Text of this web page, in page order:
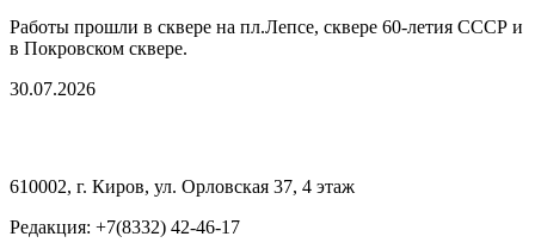
Работы прошли в сквере на пл.Лепсе, сквере 60-летия СССР и
в Покровском сквере.
30.07.2026
610002, г. Киров, ул. Орловская 37, 4 этаж
Редакция: +7(8332) 42-46-17